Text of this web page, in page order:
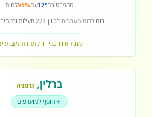
טמפרטורה17°עם95%לחות
רוחדרום מערביתבכיוון 221מעלות
מזג האוויר בניו יורקתחזית
ברלין, גרמניה
הוסף למועדפים